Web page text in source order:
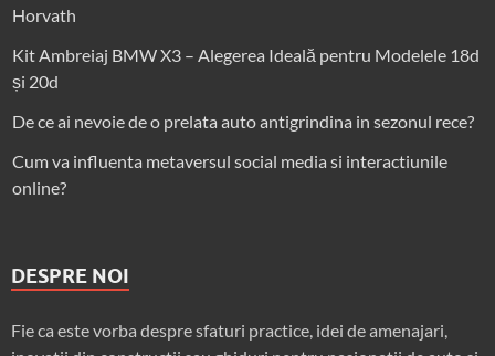
Horvath
Kit Ambreiaj BMW X3 – Alegerea Ideală pentru Modelele 18d
și 20d
De ce ai nevoie de o prelata auto antigrindina in sezonul rece?
Cum va influenta metaversul social media si interactiunile
online?
DESPRE NOI
Fie ca este vorba despre sfaturi practice, idei de amenajari,